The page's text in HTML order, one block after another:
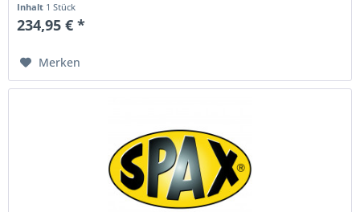
Inhalt 1 Stück
234,95 € *
Merken